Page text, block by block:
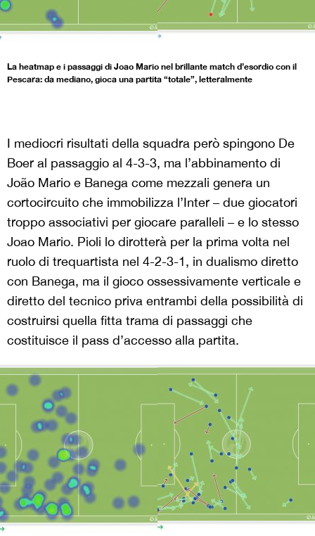
La heatmap e i passaggi di Joao Mario nel brillante match d’esordio con il
Pescara: da mediano, gioca una partita “totale”, letteralmente
I mediocri risultati della squadra però spingono De
Boer al passaggio al 4-3-3, ma l’abbinamento di
João Mario e Banega come mezzali genera un
cortocircuito che immobilizza l’Inter – due giocatori
troppo associativi per giocare paralleli – e lo stesso
Joao Mario. Pioli lo dirotterà per la prima volta nel
ruolo di trequartista nel 4-2-3-1, in dualismo diretto
con Banega, ma il gioco ossessivamente verticale e
diretto del tecnico priva entrambi della possibilità di
costruirsi quella fitta trama di passaggi che
costituisce il pass d’accesso alla partita.